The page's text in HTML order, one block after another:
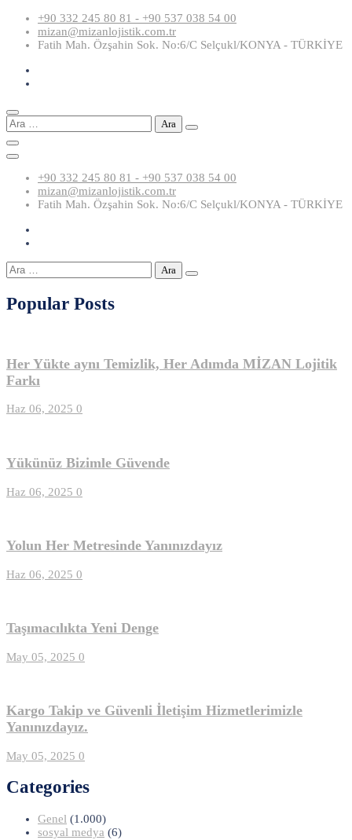
Skip
content
+90 332 245 80 81 - +90 537 038 54 00
mizan@mizanlojistik.com.tr
Fatih Mah. Özşahin Sok. No:6/C Selçukl/KONYA - TÜRKİYE
Arama:
+90 332 245 80 81 - +90 537 038 54 00
mizan@mizanlojistik.com.tr
Fatih Mah. Özşahin Sok. No:6/C Selçukl/KONYA - TÜRKİYE
Arama:
Popular Posts
Her Yükte aynı Temizlik, Her Adımda MİZAN Lojitik
Farkı
Haz 06, 2025 0
Yükünüz Bizimle Güvende
Haz 06, 2025 0
Yolun Her Metresinde Yanınızdayız
Haz 06, 2025 0
Taşımacılıkta Yeni Denge
May 05, 2025 0
Kargo Takip ve Güvenli İletişim Hizmetlerimizle
Yanınızdayız.
May 05, 2025 0
Categories
Genel (1.000)
sosyal medya (6)